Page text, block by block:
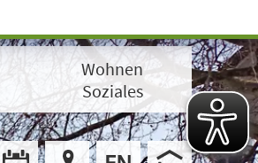
Wohnen
Soziales